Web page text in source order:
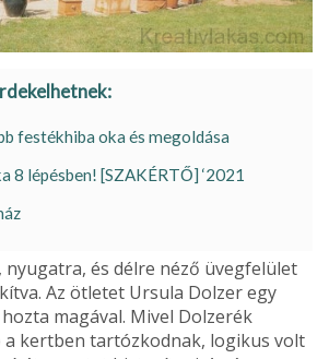
festékhiba oka és megoldása
8 lépésben! [SZAKÉRTŐ] ‘2021
nyugatra, és délre néző üvegfelület
Az ötletet Ursula Dolzer egy
magával. Mivel Dolzerék
kertben tartózkodnak, logi­kus volt